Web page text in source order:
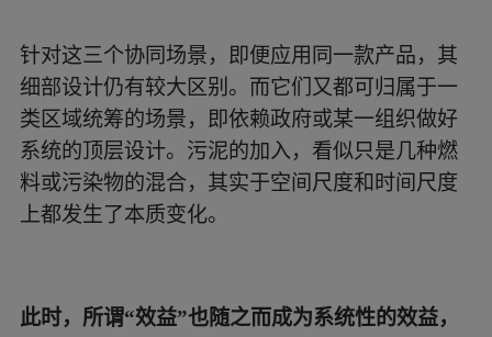
针对这三个协同场景，即便应用同一款产品，其
细部设计仍有较大区别。而它们又都可归属于一
类区域统筹的场景，即依赖政府或某一组织做好
系统的顶层设计。污泥的加入，看似只是几种燃
料或污染物的混合，其实于空间尺度和时间尺度
上都发生了本质变化。
此时，所谓“效益”也随之而成为系统性的效益，